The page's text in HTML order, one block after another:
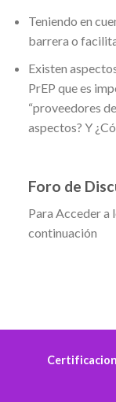
Teniendo en
barrera o
Existen
PrEP que es
“proveedores
aspectos? Y
Foro de
Para Acceder a
continuación